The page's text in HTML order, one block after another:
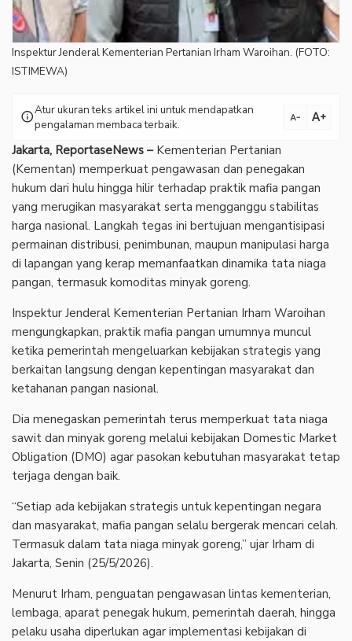
Inspektur Jenderal Kementerian Pertanian Irham Waroihan. (FOTO:
ISTIMEWA)
infoAtur ukuran teks artikel ini untuk mendapatkan
pengalaman membaca terbaik.
text_decrease text_increase
Jakarta, ReportaseNews – Kementerian Pertanian
(Kementan) memperkuat pengawasan dan penegakan
hukum dari hulu hingga hilir terhadap praktik mafia pangan
yang merugikan masyarakat serta mengganggu stabilitas
harga nasional. Langkah tegas ini bertujuan mengantisipasi
permainan distribusi, penimbunan, maupun manipulasi harga
di lapangan yang kerap memanfaatkan dinamika tata niaga
pangan, termasuk komoditas minyak goreng.
Inspektur Jenderal Kementerian Pertanian Irham Waroihan
mengungkapkan, praktik mafia pangan umumnya muncul
ketika pemerintah mengeluarkan kebijakan strategis yang
berkaitan langsung dengan kepentingan masyarakat dan
ketahanan pangan nasional.
Dia menegaskan pemerintah terus memperkuat tata niaga
sawit dan minyak goreng melalui kebijakan Domestic Market
Obligation (DMO) agar pasokan kebutuhan masyarakat tetap
terjaga dengan baik.
“Setiap ada kebijakan strategis untuk kepentingan negara
dan masyarakat, mafia pangan selalu bergerak mencari celah.
Termasuk dalam tata niaga minyak goreng,” ujar Irham di
Jakarta, Senin (25/5/2026).
Menurut Irham, penguatan pengawasan lintas kementerian,
lembaga, aparat penegak hukum, pemerintah daerah, hingga
pelaku usaha diperlukan agar implementasi kebijakan di